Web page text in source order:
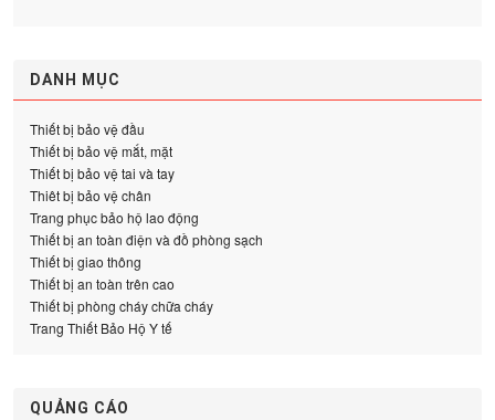
DANH MỤC
Thiết bị bảo vệ đầu
Thiết bị bảo vệ mắt, mặt
Thiết bị bảo vệ tai và tay
Thiêt bị bảo vệ chân
Trang phục bảo hộ lao động
Thiết bị an toàn điện và đồ phòng sạch
Thiết bị giao thông
Thiết bị an toàn trên cao
Thiết bị phòng cháy chữa cháy
Trang Thiết Bảo Hộ Y tế
QUẢNG CÁO